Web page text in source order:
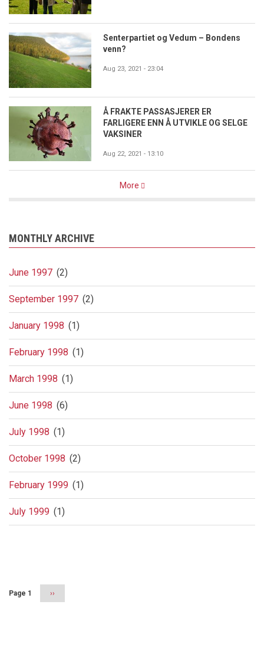
Senterpartiet og Vedum – Bondens
venn?
Aug 23, 2021 - 23:04
Å FRAKTE PASSASJERER ER
FARLIGERE ENN Å UTVIKLE OG SELGE
VAKSINER
Aug 22, 2021 - 13:10
More
MONTHLY ARCHIVE
June 1997 (2)
September 1997 (2)
January 1998 (1)
February 1998 (1)
March 1998 (1)
June 1998 (6)
July 1998 (1)
October 1998 (2)
February 1999 (1)
July 1999 (1)
Page 1
Next
››